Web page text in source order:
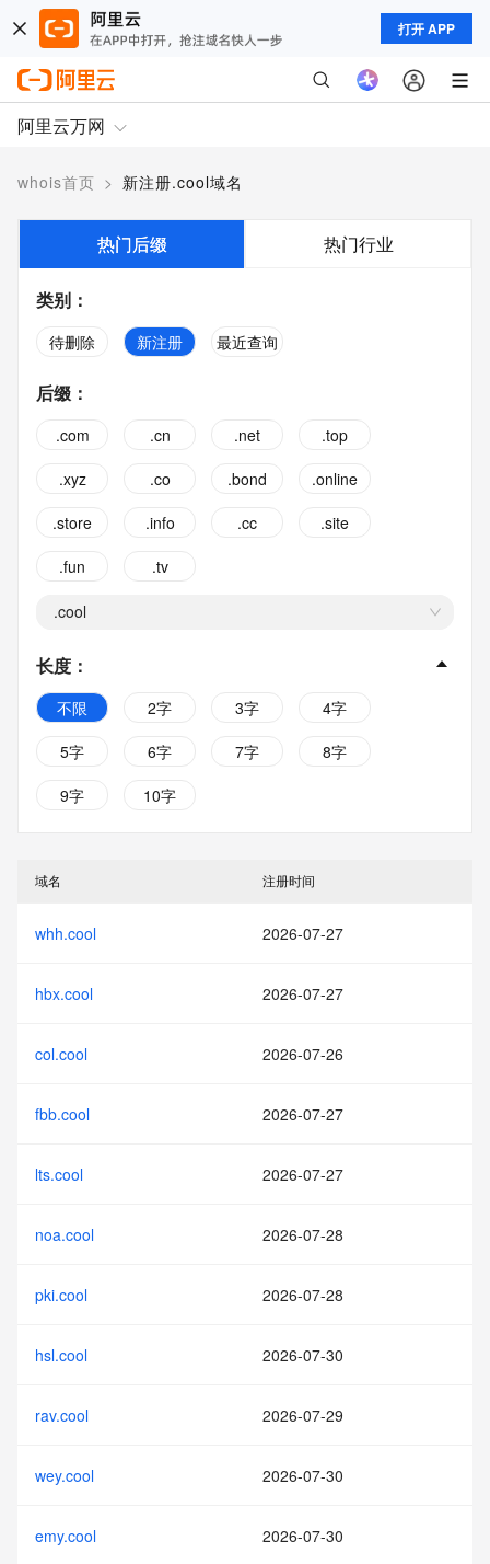
打开 APP
阿里云万网
whois首页 > 新注册.cool域名
热门后缀 热门行业
类别 ：
待删除 新注册 最近查询
后缀 ：
.com .cn .net
.top
.xyz
.co .bond
.online
.store
.info .cc
.site
.fun
.tv
.cool
长度 ：
不限 2字 3字
4字
5字
6字 7字
8字
9字
10字
域名 注册时间
whh.cool 2026-07-27
hbx.cool 2026-07-27
col.cool 2026-07-26
fbb.cool 2026-07-27
lts.cool 2026-07-27
noa.cool 2026-07-28
pki.cool 2026-07-28
hsl.cool 2026-07-30
rav.cool 2026-07-29
wey.cool 2026-07-30
emy.cool 2026-07-30